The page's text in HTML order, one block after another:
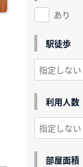
あり
駅徒歩
利用人数
部屋面積